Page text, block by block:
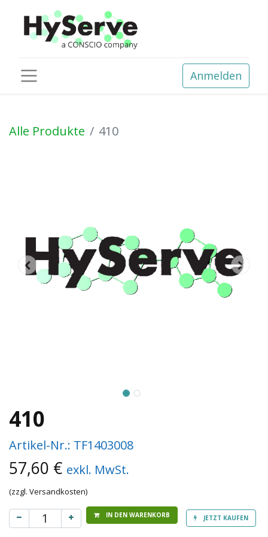
Anmelden
Alle Produkte 410
410
Artikel-Nr.: TF1403008
57,60 € exkl. MwSt.
(zzgl. Versandkosten)
IN DEN WARENKORB JETZT KAUFEN